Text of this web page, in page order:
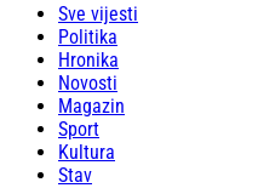
Sve vijesti
Politika
Hronika
Novosti
Magazin
Sport
Kultura
Stav